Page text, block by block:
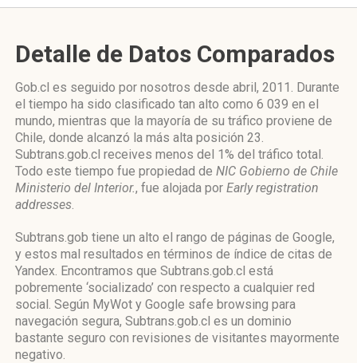
Detalle de Datos Comparados
Gob.cl es seguido por nosotros desde abril, 2011. Durante
el tiempo ha sido clasificado tan alto como 6 039 en el
mundo, mientras que la mayoría de su tráfico proviene de
Chile, donde alcanzó la más alta posición 23.
Subtrans.gob.cl receives menos del 1% del tráfico total.
Todo este tiempo fue propiedad de NIC Gobierno de Chile
Ministerio del Interior., fue alojada por Early registration
addresses.
Subtrans.gob tiene un alto el rango de páginas de Google,
y estos mal resultados en términos de índice de citas de
Yandex. Encontramos que Subtrans.gob.cl está
pobremente ‘socializado’ con respecto a cualquier red
social. Según MyWot y Google safe browsing para
navegación segura, Subtrans.gob.cl es un dominio
bastante seguro con revisiones de visitantes mayormente
negativo.